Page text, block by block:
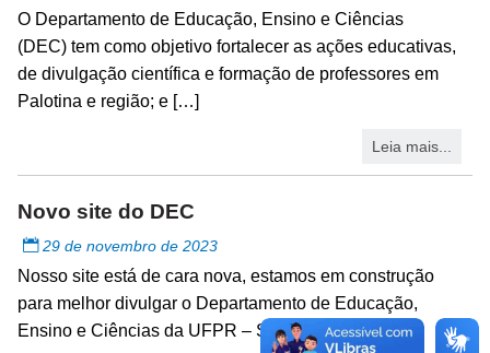
O Departamento de Educação, Ensino e Ciências
(DEC) tem como objetivo fortalecer as ações educativas,
de divulgação científica e formação de professores em
Palotina e região; e […]
Leia mais...
Novo site do DEC
29 de novembro de 2023
Nosso site está de cara nova, estamos em construção
para melhor divulgar o Departamento de Educação,
Ensino e Ciências da UFPR – Setor Palotina